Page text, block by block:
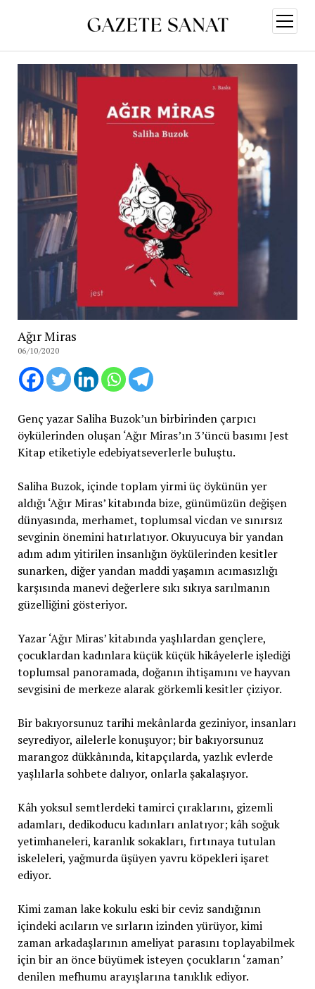
aç
Ağır Miras
06/10/2020
Genç yazar Saliha Buzok’un birbirinden çarpıcı
öykülerinden oluşan ‘Ağır Miras’ın 3’üncü basımı Jest
Kitap etiketiyle edebiyatseverlerle buluştu.
Saliha Buzok, içinde toplam yirmi üç öykünün yer
aldığı ‘Ağır Miras’ kitabında bize, günümüzün değişen
dünyasında, merhamet, toplumsal vicdan ve sınırsız
sevginin önemini hatırlatıyor. Okuyucuya bir yandan
adım adım yitirilen insanlığın öykülerinden kesitler
sunarken, diğer yandan maddi yaşamın acımasızlığı
karşısında manevi değerlere sıkı sıkıya sarılmanın
güzelliğini gösteriyor.
Yazar ‘Ağır Miras’ kitabında yaşlılardan gençlere,
çocuklardan kadınlara küçük küçük hikâyelerle işlediği
toplumsal panoramada, doğanın ihtişamını ve hayvan
sevgisini de merkeze alarak görkemli kesitler çiziyor.
Bir bakıyorsunuz tarihi mekânlarda geziniyor, insanları
seyrediyor, ailelerle konuşuyor; bir bakıyorsunuz
marangoz dükkânında, kitapçılarda, yazlık evlerde
yaşlılarla sohbete dalıyor, onlarla şakalaşıyor.
Kâh yoksul semtlerdeki tamirci çıraklarını, gizemli
adamları, dedikoducu kadınları anlatıyor; kâh soğuk
yetimhaneleri, karanlık sokakları, fırtınaya tutulan
iskeleleri, yağmurda üşüyen yavru köpekleri işaret
ediyor.
Kimi zaman lake kokulu eski bir ceviz sandığının
içindeki acıların ve sırların izinden yürüyor, kimi
zaman arkadaşlarının ameliyat parasını toplayabilmek
için bir an önce büyümek isteyen çocukların ‘zaman’
denilen mefhumu arayışlarına tanıklık ediyor.